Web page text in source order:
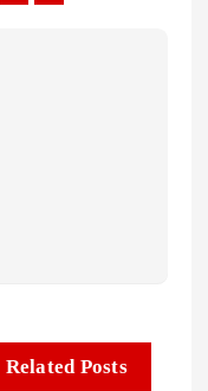
منال
Related Posts